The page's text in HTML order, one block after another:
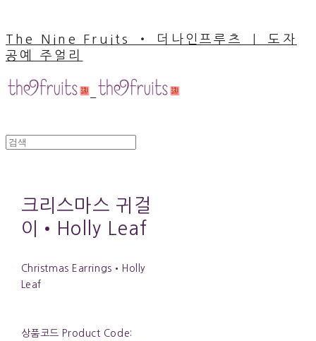
The Nine Fruits ‧ 더나인프루츠 ｜ 도자
공예 주얼리
크리스마스 귀걸
이•Holly Leaf
Christmas Earrings•Holly
Leaf
상품코드 Product Code: